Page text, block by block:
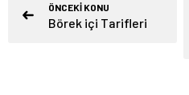
ÖNCEKİ KONU
Börek içi Tarifleri